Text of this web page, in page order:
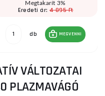
Megtakarít 3%
Eredeti ár:4 895 Ft
db MEGVENNI
VÁLTOZATAI
PLAZMAVÁGÓ